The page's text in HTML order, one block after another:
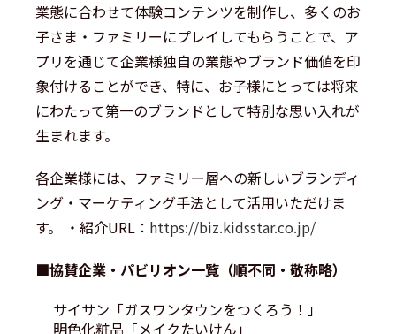
業態に合わせて体験コンテンツを制作し、多くのお
子さま・ファミリーにプレイしてもらうことで、ア
プリを通じて企業様独自の業態やブランド価値を印
象付けることができ、特に、お子様にとっては将来
にわたって第一のブランドとして特別な思い入れが
生まれます。
各企業様には、ファミリー層への新しいブランディ
ング・マーケティング手法として活用いただけま
す。 ・紹介URL： https://biz.kidsstar.co.jp/
■協賛企業・パビリオン一覧（順不同・敬称略）
サイサン「ガスワンタウンをつくろう！」
明色化粧品「メイクたいけん」